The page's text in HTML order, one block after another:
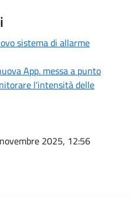
sistema di allarme
App. messa a punto
l'intensità delle
2025, 12:56